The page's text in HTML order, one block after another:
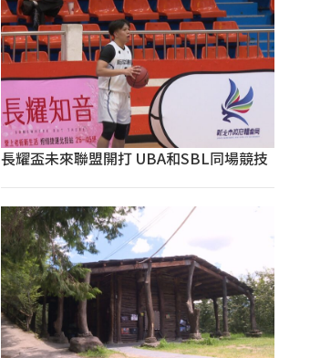
長耀盃未來聯盟開打 UBA和SBL同場競技